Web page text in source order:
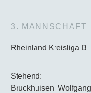
3. MANNSCHAFT
Rheinland Kreisliga B
Stehend:
Bruckhuisen, Wolfgang